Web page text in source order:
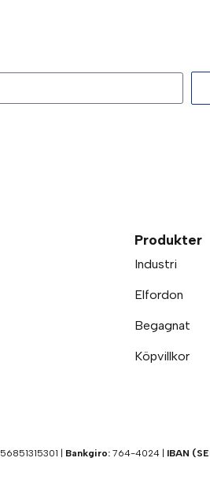
Produkter
Industri
Elfordon
Begagnat
Köpvillkor
| Bankgiro: 764-4024 | IBAN